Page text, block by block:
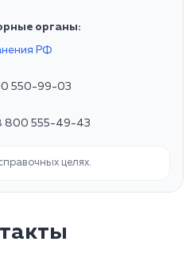
органы:
РФ
550-99-03
800 555-49-43
целях.